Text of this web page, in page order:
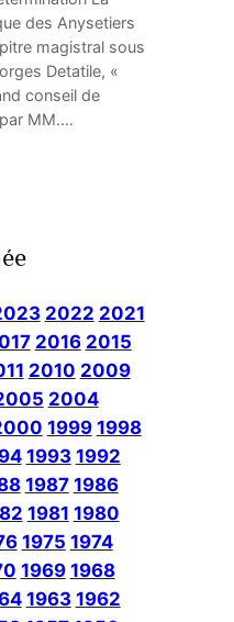
des Anysetiers
magistral sous
Detatile, «
conseil de
MM.…
2022 2021
2016 2015
2010 2009
2004
1999 1998
1993 1992
1987 1986
1981 1980
1975 1974
1969 1968
1963 1962